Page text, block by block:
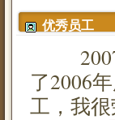
优秀员工
2007
了2006
工，我